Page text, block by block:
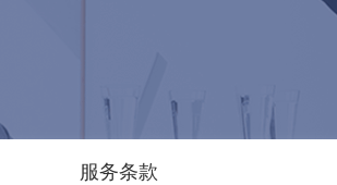
服务条款